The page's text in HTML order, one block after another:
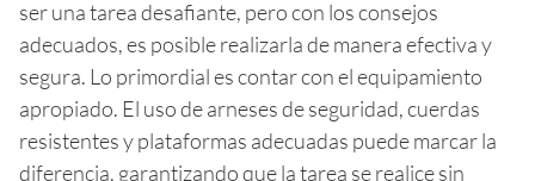
ser una tarea desafiante, pero con los consejos
adecuados, es posible realizarla de manera efectiva y
segura. Lo primordial es contar con el equipamiento
apropiado. El uso de arneses de seguridad, cuerdas
resistentes y plataformas adecuadas puede marcar la
diferencia, garantizando que la tarea se realice sin